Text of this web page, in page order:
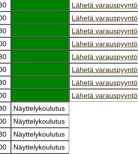
Lähetä varauspyyntö
Lähetä varauspyyntö
Lähetä varauspyyntö
Lähetä varauspyyntö
Lähetä varauspyyntö
Lähetä varauspyyntö
Lähetä varauspyyntö
Lähetä varauspyyntö
Näyttelykoulutus
Näyttelykoulutus
Näyttelykoulutus
Näyttelykoulutus